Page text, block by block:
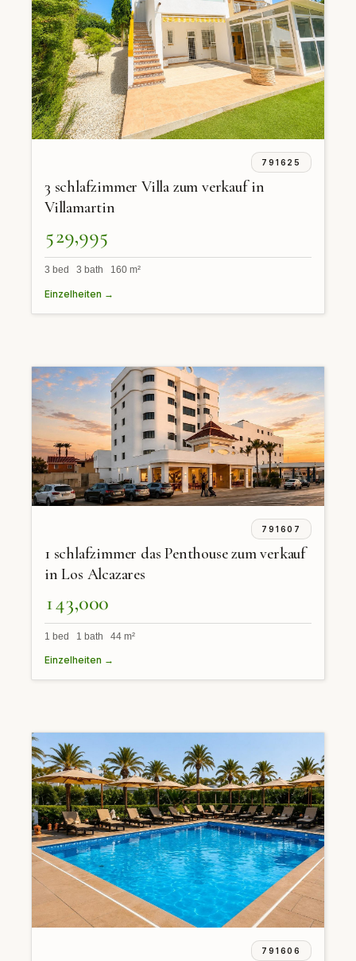
791625
3 schlafzimmer Villa zum verkauf in
Villamartin
529,995
3 bed 3 bath 160 m²
Einzelheiten →
791607
1 schlafzimmer das Penthouse zum verkauf
in Los Alcazares
143,000
1 bed 1 bath 44 m²
Einzelheiten →
791606